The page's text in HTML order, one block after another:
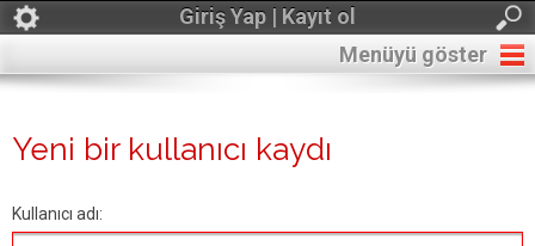
Giriş Yap | Kayıt ol
Menüyü göster
Yeni bir kullanıcı kaydı
Kullanıcı adı: